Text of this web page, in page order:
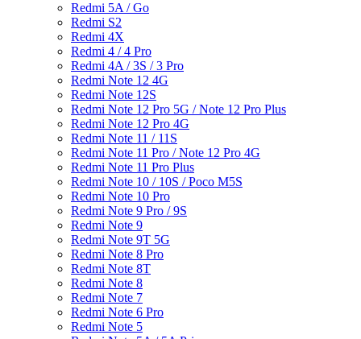
Redmi 5A / Go
Redmi S2
Redmi 4X
Redmi 4 / 4 Pro
Redmi 4A / 3S / 3 Pro
Redmi Note 12 4G
Redmi Note 12S
Redmi Note 12 Pro 5G / Note 12 Pro Plus
Redmi Note 12 Pro 4G
Redmi Note 11 / 11S
Redmi Note 11 Pro / Note 12 Pro 4G
Redmi Note 11 Pro Plus
Redmi Note 10 / 10S / Poco M5S
Redmi Note 10 Pro
Redmi Note 9 Pro / 9S
Redmi Note 9
Redmi Note 9T 5G
Redmi Note 8 Pro
Redmi Note 8T
Redmi Note 8
Redmi Note 7
Redmi Note 6 Pro
Redmi Note 5